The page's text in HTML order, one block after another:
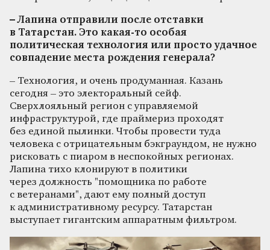
– Лапина отправили после отставки
в Татарстан. Это какая-то особая
политическая технология или просто удачное
совпадение места рождения генерала?
– Технология, и очень продуманная. Казань
сегодня – это электоральный сейф.
Сверхлояльный регион с управляемой
инфраструктурой, где праймериз проходят
без единой пылинки. Чтобы провести туда
человека с отрицательным бэкграундом, не нужно
рисковать с пиаром в неспокойных регионах.
Лапина тихо клонируют в политики
через должность "помощника по работе
с ветеранами", дают ему полный доступ
к административному ресурсу. Татарстан
выступает гигантским аппаратным фильтром.